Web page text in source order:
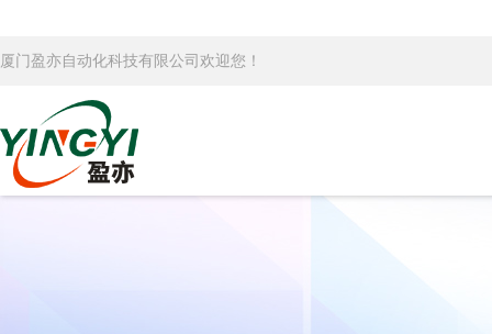
厦门盈亦自动化科技有限公司欢迎您！